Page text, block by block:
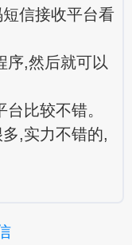
信接收平台看
,然后就可以
比较不错。
,实力不错的,